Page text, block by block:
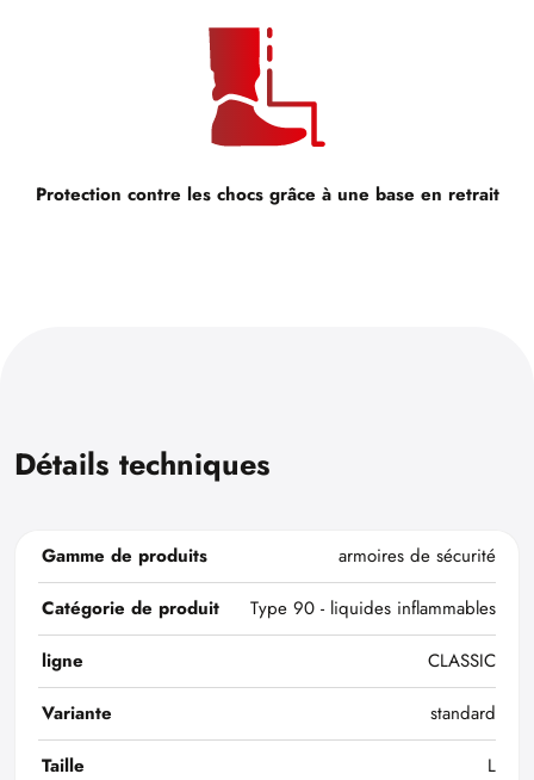
Protection contre les chocs grâce à une base en retrait
Détails techniques
Gamme de produits
armoires de sécurité
Catégorie de produit
Type 90 - liquides inflammables
ligne
CLASSIC
Variante
standard
Taille
L